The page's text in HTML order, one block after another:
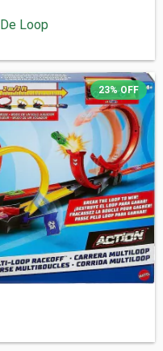
Loop
23%OFF